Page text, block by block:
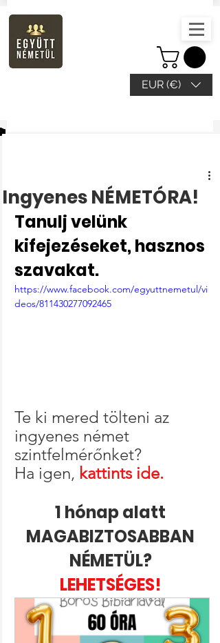
EUR (€)
Ingyenes NÉMETÓRA!
Tanulj velünk
kifejezéseket, hasznos
szavakat.
https://www.facebook.com/egyuttnemetul/vi
deos/811430277092465
Te ki mered tölteni az
ingyenes német
szintfelmérőnket?
Ha igen, kattints ide.
1 hónap alatt
MAGABIZTOSABBAN
NÉMETÜL?
LEHETSÉGES!